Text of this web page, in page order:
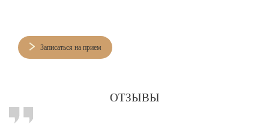
Записаться на прием
ОТЗЫВЫ